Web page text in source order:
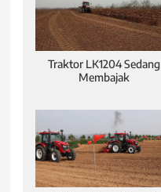
Traktor LK1204 Sedang
Membajak